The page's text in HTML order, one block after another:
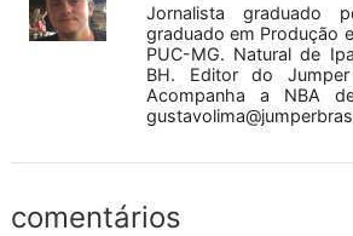
Jornalista graduado
graduado em Produção
PUC-MG. Natural de
BH. Editor do
Acompanha a NBA
comentários